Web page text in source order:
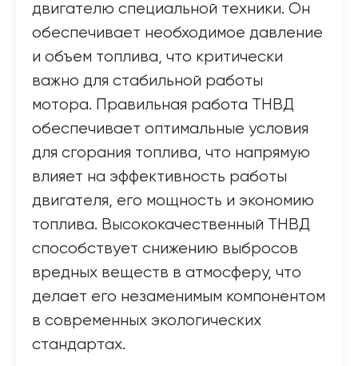
двигателю специальной техники. Он
обеспечивает необходимое давление
и объем топлива, что критически
важно для стабильной работы
мотора. Правильная работа ТНВД
обеспечивает оптимальные условия
для сгорания топлива, что напрямую
влияет на эффективность работы
двигателя, его мощность и экономию
топлива. Высококачественный ТНВД
способствует снижению выбросов
вредных веществ в атмосферу, что
делает его незаменимым компонентом
в современных экологических
стандартах.